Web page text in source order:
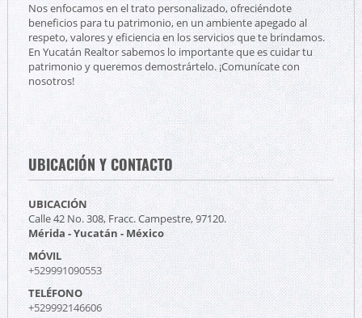
Nos enfocamos en el trato personalizado, ofreciéndote
beneficios para tu patrimonio, en un ambiente apegado al
respeto, valores y eficiencia en los servicios que te brindamos.
En Yucatán Realtor sabemos lo importante que es cuidar tu
patrimonio y queremos demostrártelo. ¡Comunícate con
nosotros!
UBICACIÓN Y CONTACTO
UBICACIÓN
Calle 42 No. 308, Fracc. Campestre, 97120.
Mérida - Yucatán - México
MÓVIL
+529991090553
TELÉFONO
+529992146606